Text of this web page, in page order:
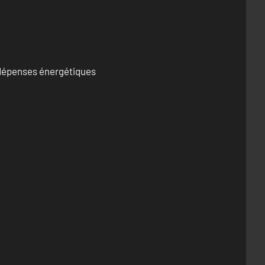
énergétiques